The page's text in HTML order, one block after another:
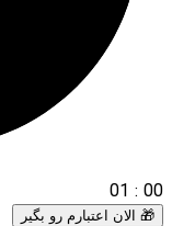
00
:
01
🎁 الان اعتبارم رو بگیر